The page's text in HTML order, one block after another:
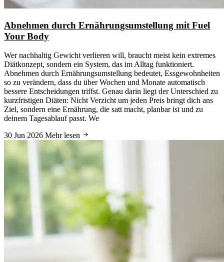
Abnehmen durch Ernährungsumstellung mit Fuel
Your Body
Wer nachhaltig Gewicht verlieren will, braucht meist kein extremes
Diätkonzept, sondern ein System, das im Alltag funktioniert.
Abnehmen durch Ernährungsumstellung bedeutet, Essgewohnheiten
so zu verändern, dass du über Wochen und Monate automatisch
bessere Entscheidungen triffst. Genau darin liegt der Unterschied zu
kurzfristigen Diäten: Nicht Verzicht um jeden Preis bringt dich ans
Ziel, sondern eine Ernährung, die satt macht, planbar ist und zu
deinem Tagesablauf passt. We
30 Jun 2026 Mehr lesen